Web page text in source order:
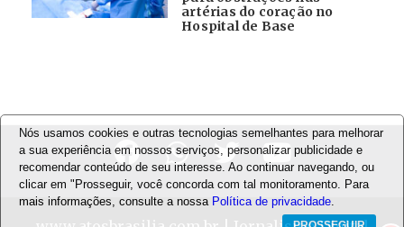
artérias do coração no
Hospital de Base
Nós usamos cookies e outras tecnologias semelhantes para melhorar
a sua experiência em nossos serviços, personalizar publicidade e
recomendar conteúdo de seu interesse. Ao continuar navegando, ou
clicar em "Prosseguir, você concorda com tal monitoramento. Para
mais informações, consulte a nossa Política de privacidade.